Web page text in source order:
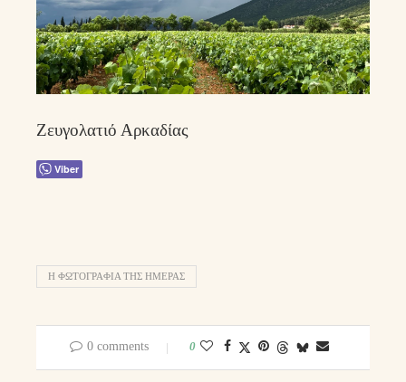
Ζευγολατιό Αρκαδίας
Viber
Η ΦΩΤΟΓΡΑΦΊΑ ΤΗΣ ΗΜΈΡΑΣ
0 comments 0